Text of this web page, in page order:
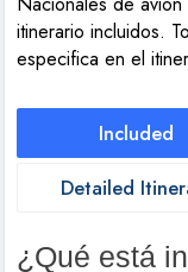
itinerario incluidos.
especifica en el
Included
Detailed
¿Qué está